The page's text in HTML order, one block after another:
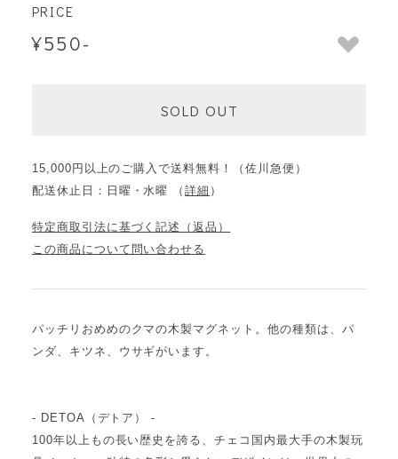
PRICE
¥550-
SOLD OUT
15,000円以上のご購入で送料無料！（佐川急便）
配送休止日：日曜・水曜 （詳細 ）
特定商取引法に基づく記述（返品）
この商品について問い合わせる
パッチリおめめのクマの木製マグネット。他の種類は、パ
ンダ、キツネ、ウサギがいます。
- DETOA（デトア） -
100年以上もの長い歴史を誇る、チェコ国内最大手の木製玩